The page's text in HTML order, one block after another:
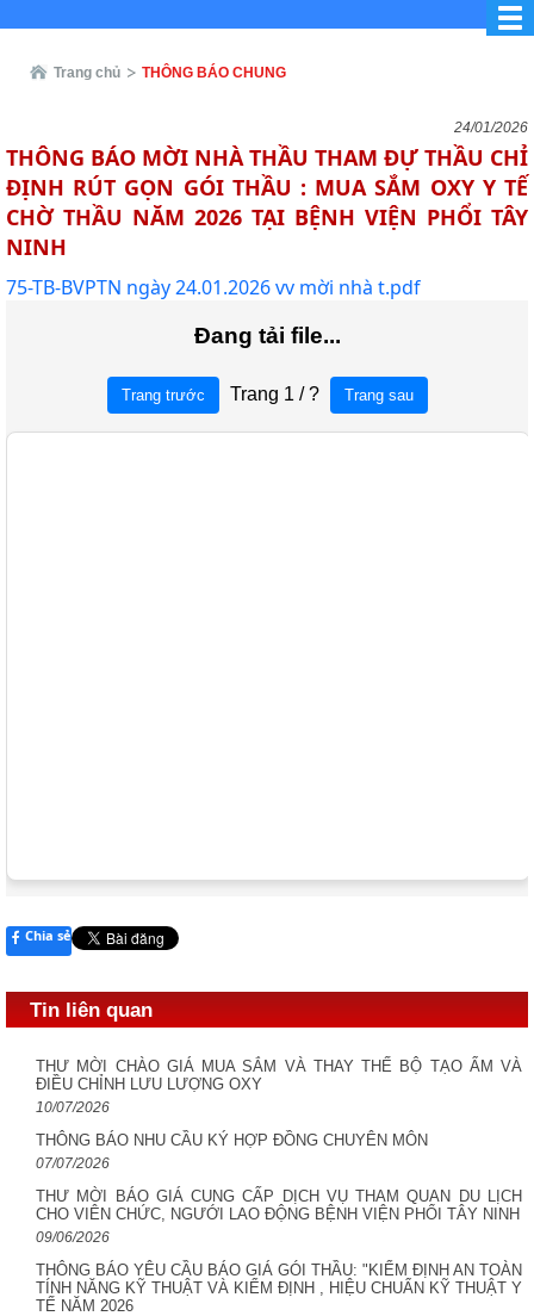
Trang chủ THÔNG BÁO CHUNG
24/01/2026
THÔNG BÁO MỜI NHÀ THẦU THAM ĐỰ THẦU CHỈ
ĐỊNH RÚT GỌN GÓI THẦU : MUA SẮM OXY Y TẾ
CHỜ THẦU NĂM 2026 TẠI BỆNH VIỆN PHỔI TÂY
NINH
75-TB-BVPTN ngày 24.01.2026 vv mời nhà t.pdf
Chia sẻ
Tin liên quan
THƯ MỜI CHÀO GIÁ MUA SẮM VÀ THAY THẾ BỘ TẠO ẨM VÀ
ĐIỀU CHỈNH LƯU LƯỢNG OXY
10/07/2026
THÔNG BÁO NHU CẦU KÝ HỢP ĐỒNG CHUYÊN MÔN
07/07/2026
THƯ MỜI BÁO GIÁ CUNG CẤP DỊCH VỤ THAM QUAN DU LỊCH
CHO VIÊN CHỨC, NGƯỚI LAO ĐỘNG BỆNH VIỆN PHỔI TÂY NINH
09/06/2026
THÔNG BÁO YÊU CẦU BÁO GIÁ GÓI THẦU: "KIỂM ĐỊNH AN TOÀN
TÍNH NĂNG KỸ THUẬT VÀ KIỂM ĐỊNH , HIỆU CHUẨN KỸ THUẬT Y
TẾ NĂM 2026